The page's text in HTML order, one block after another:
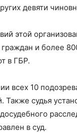
девяти
этой
и более
в ГБР.
всех 10
Также судья
в суд.